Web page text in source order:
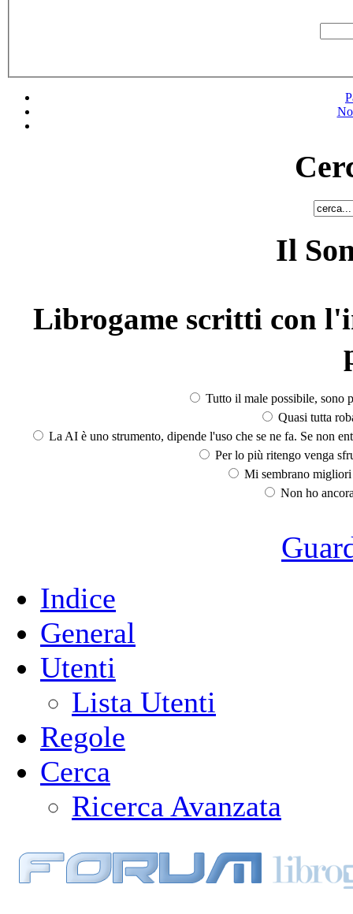
Il
Librogame scritti con
Tutto il male possibile, sono
Quasi tutta
La AI è uno strumento, dipende l'uso che se ne fa. Se non
Per lo più ritengo venga
Mi sembrano
Non ho
Indice
General
Utenti
Lista Utenti
Regole
Cerca
Ricerca Avanzata